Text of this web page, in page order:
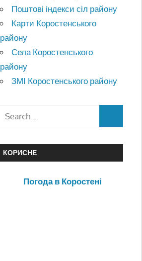
Поштові індекси сіл району
Карти Коростенського
району
Села Коростенського
району
ЗМІ Коростенського району
КОРИСНЕ
Погода в Коростені